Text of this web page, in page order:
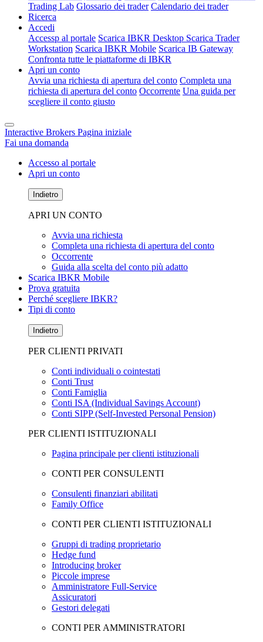
Trading Lab Glossario dei trader Calendario dei trader
Ricerca
Accedi
Accessp al portale Scarica IBKR Desktop Scarica Trader
Workstation Scarica IBKR Mobile Scarica IB Gateway
Confronta tutte le piattaforme di IBKR
Apri un conto
Avvia una richiesta di apertura del conto Completa una
richiesta di apertura del conto Occorrente Una guida per
scegliere il conto giusto
Interactive Brokers Pagina iniziale
Fai una domanda
Accesso al portale
Apri un conto
Indietro
APRI UN CONTO
Avvia una richiesta
Completa una richiesta di apertura del conto
Occorrente
Guida alla scelta del conto più adatto
Scarica IBKR Mobile
Prova gratuita
Perché scegliere IBKR?
Tipi di conto
Indietro
PER CLIENTI PRIVATI
Conti individuali o cointestati
Conti Trust
Conti Famiglia
Conti ISA (Individual Savings Account)
Conti SIPP (Self-Invested Personal Pension)
PER CLIENTI ISTITUZIONALI
Pagina principale per clienti istituzionali
CONTI PER CONSULENTI
Consulenti finanziari abilitati
Family Office
CONTI PER CLIENTI ISTITUZIONALI
Gruppi di trading proprietario
Hedge fund
Introducing broker
Piccole imprese
Amministratore Full-Service
Assicuratori
Gestori delegati
CONTI PER AMMINISTRATORI